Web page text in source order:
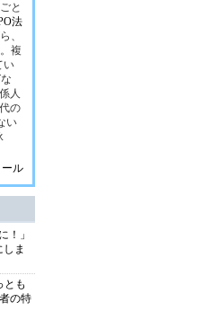
と
法
、
複
い
人
の
い
ル
！」
ま
とも
の特